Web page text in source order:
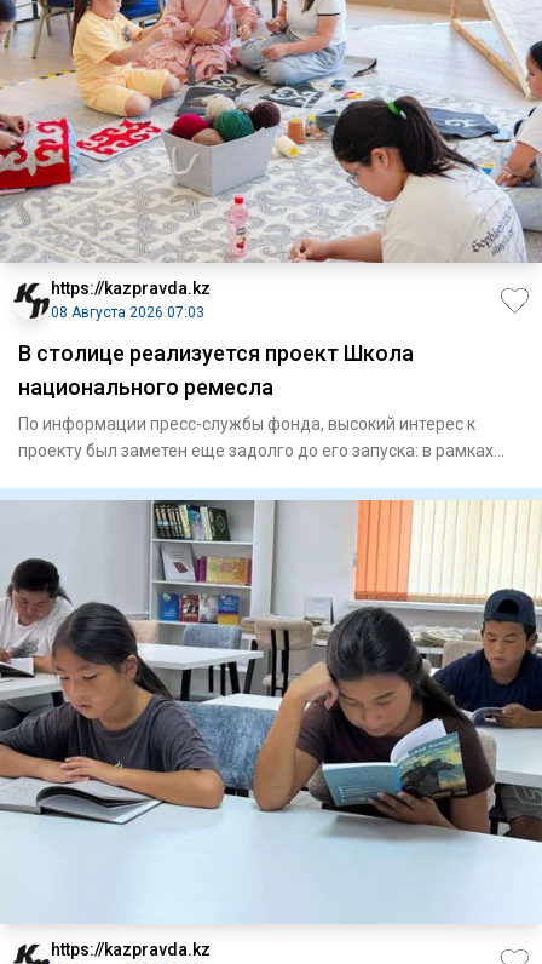
https://kazpravda.kz
08 Августа 2026 07:03
В столице реализуется проект Школа
национального ремесла
По информации пресс-службы фонда, высокий интерес к
проекту был заметен еще задолго до его запуска: в рамках
https://kazpravda.kz